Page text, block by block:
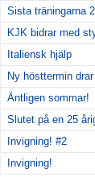
Sista träningarna
KJK bidrar med
Italiensk hjälp
Ny hösttermin
Äntligen sommar!
Slutet på en 25
Invigning! #2
Invigning!